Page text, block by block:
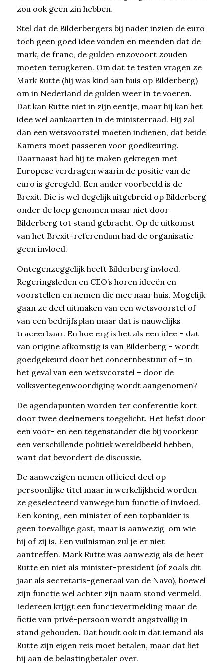
zou ook geen zin hebben.
Stel dat de Bilderbergers bij nader inzien de euro
toch geen goed idee vonden en meenden dat de
mark, de franc, de gulden enzovoort zouden
moeten terugkeren. Om dat te testen vragen ze
Mark Rutte (hij was kind aan huis op Bilderberg)
om in Nederland de gulden weer in te voeren.
Dat kan Rutte niet in zijn eentje, maar hij kan het
idee wel aankaarten in de ministerraad. Hij zal
dan een wetsvoorstel moeten indienen, dat beide
Kamers moet passeren voor goedkeuring.
Daarnaast had hij te maken gekregen met
Europese verdragen waarin de positie van de
euro is geregeld. Een ander voorbeeld is de
Brexit. Die is wel degelijk uitgebreid op Bilderberg
onder de loep genomen maar niet door
Bilderberg tot stand gebracht. Op de uitkomst
van het Brexit-referendum had de organisatie
geen invloed.
Ontegenzeggelijk heeft Bilderberg invloed.
Regeringsleden en CEO’s horen ideeën en
voorstellen en nemen die mee naar huis. Mogelijk
gaan ze deel uitmaken van een wetsvoorstel of
van een bedrijfsplan maar dat is nauwelijks
traceerbaar. En hoe erg is het als een idee – dat
van origine afkomstig is van Bilderberg – wordt
goedgekeurd door het concernbestuur of – in
het geval van een wetsvoorstel – door de
volksvertegenwoordiging wordt aangenomen?
De agendapunten worden ter conferentie kort
door twee deelnemers toegelicht. Het liefst door
een voor- en een tegenstander die bij voorkeur
een verschillende politiek wereldbeeld hebben,
want dat bevordert de discussie.
De aanwezigen nemen officieel deel op
persoonlijke titel maar in werkelijkheid worden
ze geselecteerd vanwege hun functie of invloed.
Een koning, een minister of een topbankier is
geen toevallige gast, maar is aanwezig om wie
hij of zij is. Een vuilnisman zul je er niet
aantreffen. Mark Rutte was aanwezig als de heer
Rutte en niet als minister-president (of zoals dit
jaar als secretaris-generaal van de Navo), hoewel
zijn functie wel achter zijn naam stond vermeld.
Iedereen krijgt een functievermelding maar de
fictie van privé-persoon wordt angstvallig in
stand gehouden. Dat houdt ook in dat iemand als
Rutte zijn eigen reis moet betalen, maar dat liet
hij aan de belastingbetaler over.